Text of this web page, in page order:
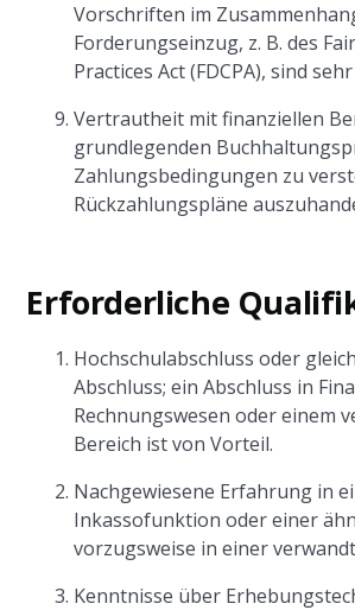
Vorschriften im
Forderungseinzug, z. B. des
Practices Act (FDCPA), sind
Vertrautheit mit finanziellen
grundlegenden
Zahlungsbedingungen zu
Rückzahlungspläne
Erforderliche
Hochschulabschluss oder
Abschluss; ein Abschluss in
Rechnungswesen oder einem
Bereich ist von Vorteil.
Nachgewiesene Erfahrung in
Inkassofunktion oder einer
vorzugsweise in einer
Kenntnisse über